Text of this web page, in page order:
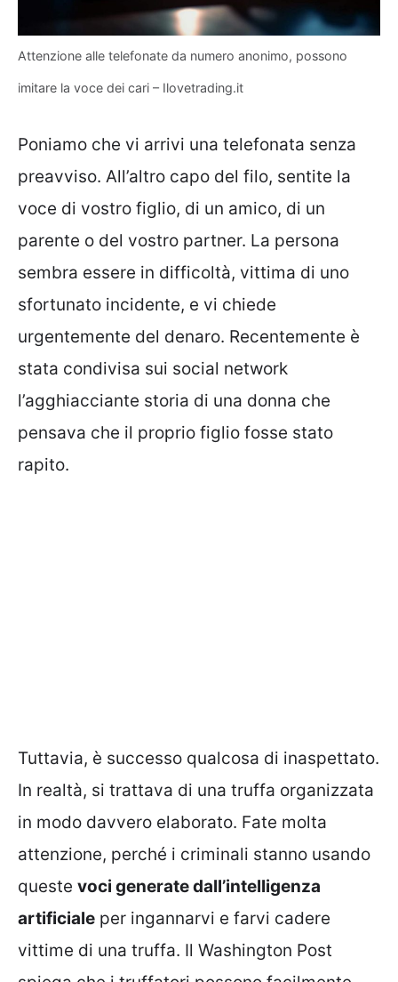
Attenzione alle telefonate da numero anonimo, possono
imitare la voce dei cari – Ilovetrading.it
Poniamo che vi arrivi una telefonata senza
preavviso. All’altro capo del filo, sentite la
voce di vostro figlio, di un amico, di un
parente o del vostro partner. La persona
sembra essere in difficoltà, vittima di uno
sfortunato incidente, e vi chiede
urgentemente del denaro. Recentemente è
stata condivisa sui social network
l’agghiacciante storia di una donna che
pensava che il proprio figlio fosse stato
rapito.
Tuttavia, è successo qualcosa di inaspettato.
In realtà, si trattava di una truffa organizzata
in modo davvero elaborato. Fate molta
attenzione, perché i criminali stanno usando
queste voci generate dall’intelligenza
artificiale per ingannarvi e farvi cadere
vittime di una truffa. Il Washington Post